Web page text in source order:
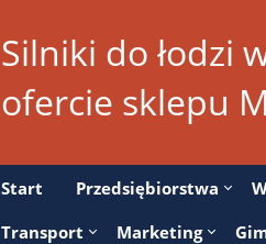
Silniki do łodzi
ofercie sklepu
Start Przedsiębiorstwa
Transport
Marketing